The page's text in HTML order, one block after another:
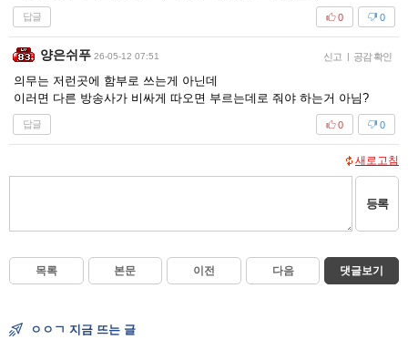
답글 0
0
양은쉬푸 26-05-12 07:51 신고 공감 확인
의무는 저런곳에 함부로 쓰는게 아닌데
이러면 다른 방송사가 비싸게 따오면 부르는데로 줘야 하는거 아님?
답글 0
0
새로고침
등록
목록 본문 이전 다음 댓글보기
ㅇㅇㄱ 지금 뜨는 글